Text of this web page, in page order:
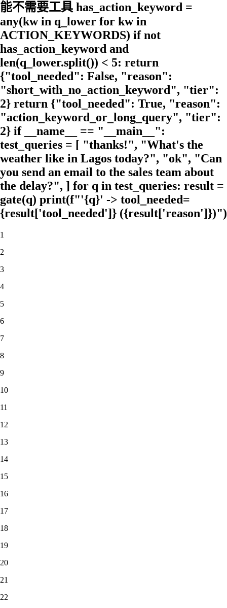
能不需要工具 has_action_keyword =
any(kw in q_lower for kw in
ACTION_KEYWORDS) if not
has_action_keyword and
len(q_lower.split()) < 5: return
{"tool_needed": False, "reason":
"short_with_no_action_keyword", "tier":
2} return {"tool_needed": True, "reason":
"action_keyword_or_long_query", "tier":
2} if __name__ == "__main__":
test_queries = [ "thanks!", "What's the
weather like in Lagos today?", "ok", "Can
you send an email to the sales team about
the delay?", ] for q in test_queries: result =
gate(q) print(f"'{q}' -> tool_needed=
{result['tool_needed']} ({result['reason']})")
1
2
3
4
5
6
7
8
9
10
11
12
13
14
15
16
17
18
19
20
21
22